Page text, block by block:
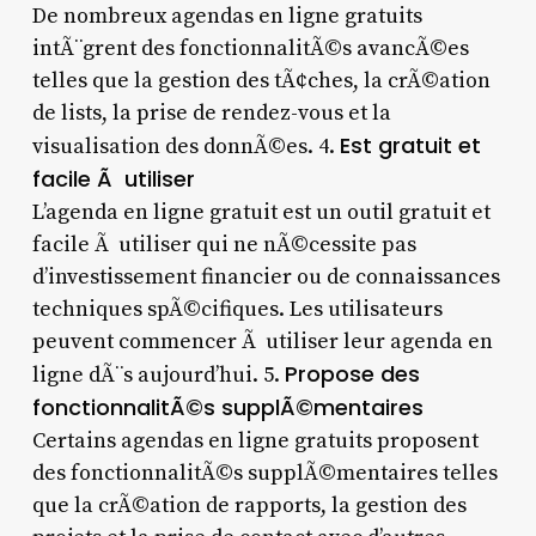
De nombreux agendas en ligne gratuits
intÃ¨grent des fonctionnalitÃ©s avancÃ©es
telles que la gestion des tÃ¢ches, la crÃ©ation
de lists, la prise de rendez-vous et la
visualisation des donnÃ©es. 4. Est gratuit et
facile Ã utiliser
L’agenda en ligne gratuit est un outil gratuit et
facile Ã utiliser qui ne nÃ©cessite pas
d’investissement financier ou de connaissances
techniques spÃ©cifiques. Les utilisateurs
peuvent commencer Ã utiliser leur agenda en
ligne dÃ¨s aujourd’hui. 5. Propose des
fonctionnalitÃ©s supplÃ©mentaires
Certains agendas en ligne gratuits proposent
des fonctionnalitÃ©s supplÃ©mentaires telles
que la crÃ©ation de rapports, la gestion des